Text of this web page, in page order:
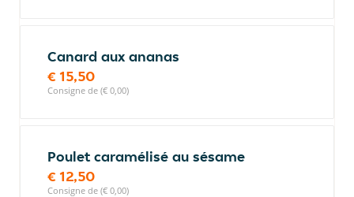
Canard aux ananas
€ 15,50
Consigne de (€ 0,00)
Poulet caramélisé au sésame
€ 12,50
Consigne de (€ 0,00)